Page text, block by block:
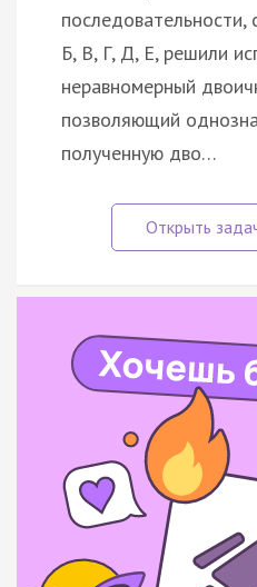
Б, В, Г, Д, Е, решили
неравномерный
позволяющий
полученную дво…